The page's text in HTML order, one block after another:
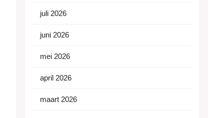
juli 2026
juni 2026
mei 2026
april 2026
maart 2026